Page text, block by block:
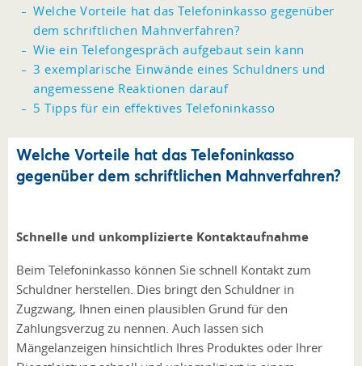
Welche Vorteile hat das Telefoninkasso gegenüber
dem schriftlichen Mahnverfahren?
Wie ein Telefongespräch aufgebaut sein kann
3 exemplarische Einwände eines Schuldners und
angemessene Reaktionen darauf
5 Tipps für ein effektives Telefoninkasso
Welche Vorteile hat das Telefoninkasso
gegenüber dem schriftlichen Mahnverfahren?
Schnelle und unkomplizierte Kontaktaufnahme
Beim Telefoninkasso können Sie schnell Kontakt zum
Schuldner herstellen. Dies bringt den Schuldner in
Zugzwang, Ihnen einen plausiblen Grund für den
Zahlungsverzug zu nennen. Auch lassen sich
Mängelanzeigen hinsichtlich Ihres Produktes oder Ihrer